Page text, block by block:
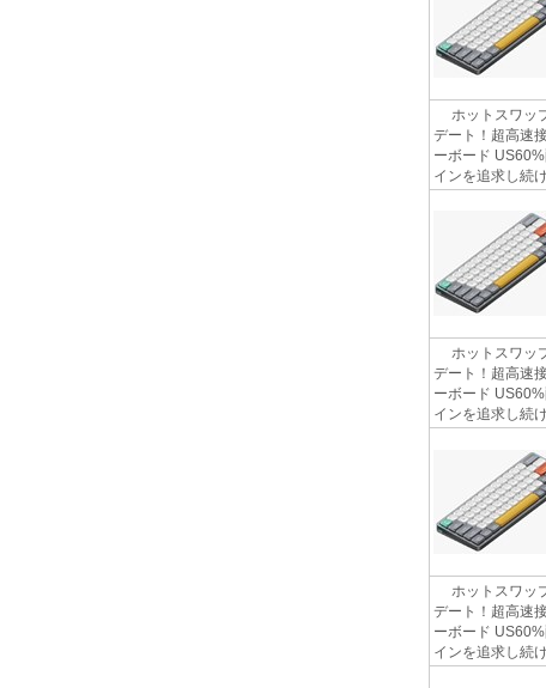
ホットスワッ
デート！超高速
ーボード
インを追求し続
ホットスワッ
デート！超高速
ーボード
インを追求し続
ホットスワッ
デート！超高速
ーボード
インを追求し続